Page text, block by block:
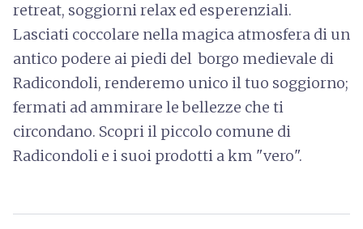
retreat, soggiorni relax ed esperenziali.
Lasciati coccolare nella magica atmosfera di un
antico podere ai piedi del borgo medievale di
Radicondoli, renderemo unico il tuo soggiorno;
fermati ad ammirare le bellezze che ti
circondano. Scopri il piccolo comune di
Radicondoli e i suoi prodotti a km "vero".